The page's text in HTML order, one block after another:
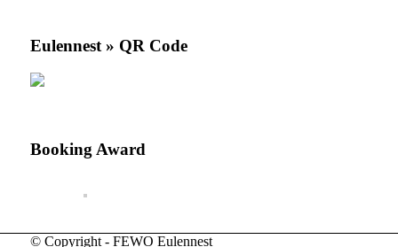
Eulennest » QR Code
Booking Award
© Copyright - FEWO Eulennest